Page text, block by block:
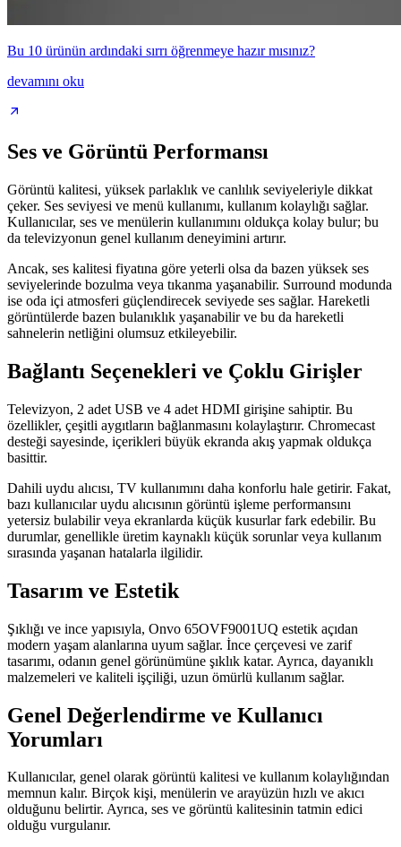
Bu 10 ürünün ardındaki sırrı öğrenmeye hazır mısınız?
devamını oku
Ses ve Görüntü Performansı
Görüntü kalitesi, yüksek parlaklık ve canlılık seviyeleriyle dikkat
çeker. Ses seviyesi ve menü kullanımı, kullanım kolaylığı sağlar.
Kullanıcılar, ses ve menülerin kullanımını oldukça kolay bulur; bu
da televizyonun genel kullanım deneyimini artırır.
Ancak, ses kalitesi fiyatına göre yeterli olsa da bazen yüksek ses
seviyelerinde bozulma veya tıkanma yaşanabilir. Surround modunda
ise oda içi atmosferi güçlendirecek seviyede ses sağlar. Hareketli
görüntülerde bazen bulanıklık yaşanabilir ve bu da hareketli
sahnelerin netliğini olumsuz etkileyebilir.
Bağlantı Seçenekleri ve Çoklu Girişler
Televizyon, 2 adet USB ve 4 adet HDMI girişine sahiptir. Bu
özellikler, çeşitli aygıtların bağlanmasını kolaylaştırır. Chromecast
desteği sayesinde, içerikleri büyük ekranda akış yapmak oldukça
basittir.
Dahili uydu alıcısı, TV kullanımını daha konforlu hale getirir. Fakat,
bazı kullanıcılar uydu alıcısının görüntü işleme performansını
yetersiz bulabilir veya ekranlarda küçük kusurlar fark edebilir. Bu
durumlar, genellikle üretim kaynaklı küçük sorunlar veya kullanım
sırasında yaşanan hatalarla ilgilidir.
Tasarım ve Estetik
Şıklığı ve ince yapısıyla, Onvo 65OVF9001UQ estetik açıdan
modern yaşam alanlarına uyum sağlar. İnce çerçevesi ve zarif
tasarımı, odanın genel görünümüne şıklık katar. Ayrıca, dayanıklı
malzemeleri ve kaliteli işçiliği, uzun ömürlü kullanım sağlar.
Genel Değerlendirme ve Kullanıcı
Yorumları
Kullanıcılar, genel olarak görüntü kalitesi ve kullanım kolaylığından
memnun kalır. Birçok kişi, menülerin ve arayüzün hızlı ve akıcı
olduğunu belirtir. Ayrıca, ses ve görüntü kalitesinin tatmin edici
olduğu vurgulanır.